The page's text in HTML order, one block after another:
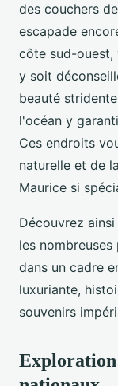
des couchers
escapade
côte sud-ouest,
y soit
beauté
l'océan y
Ces endroits
naturelle et de la
Maurice si
Découvrez ainsi
les
dans un cadre
luxuriante,
souvenirs
Exploration